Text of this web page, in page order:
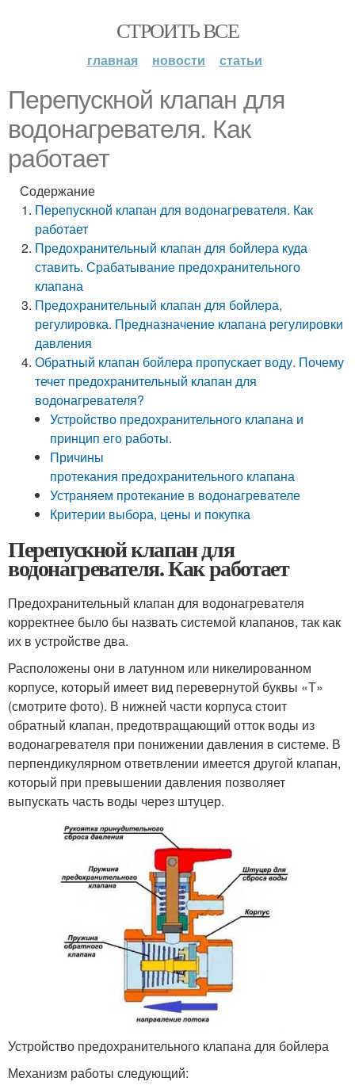
СТРОИТЬ ВСЕ
главная новости статьи
Перепускной клапан для
водонагревателя. Как
работает
Содержание
Перепускной клапан для водонагревателя. Как
работает
Предохранительный клапан для бойлера куда
ставить. Срабатывание предохранительного
клапана
Предохранительный клапан для бойлера,
регулировка. Предназначение клапана регулировки
давления
Обратный клапан бойлера пропускает воду. Почему
течет предохранительный клапан для
водонагревателя?
Устройство предохранительного клапана и
принцип его работы.
Причины
протекания предохранительного клапана
Устраняем протекание в водонагревателе
Критерии выбора, цены и покупка
Перепускной клапан для
водонагревателя. Как работает
Предохранительный клапан для водонагревателя
корректнее было бы назвать системой клапанов, так как
их в устройстве два.
Расположены они в латунном или никелированном
корпусе, который имеет вид перевернутой буквы «Т»
(смотрите фото). В нижней части корпуса стоит
обратный клапан, предотвращающий отток воды из
водонагревателя при понижении давления в системе. В
перпендикулярном ответвлении имеется другой клапан,
который при превышении давления позволяет
выпускать часть воды через штуцер.
Устройство предохранительного клапана для бойлера
Механизм работы следующий: